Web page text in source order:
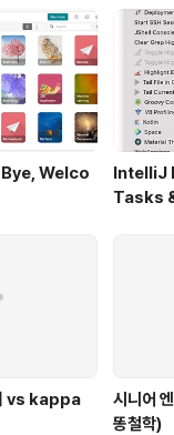
Welco
IntelliJ
Tasks
vs kappa
시니어
똥철학)